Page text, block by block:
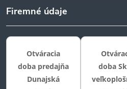
Firemné údaje
Otváracia
doba predajňa
Dunajská
doba